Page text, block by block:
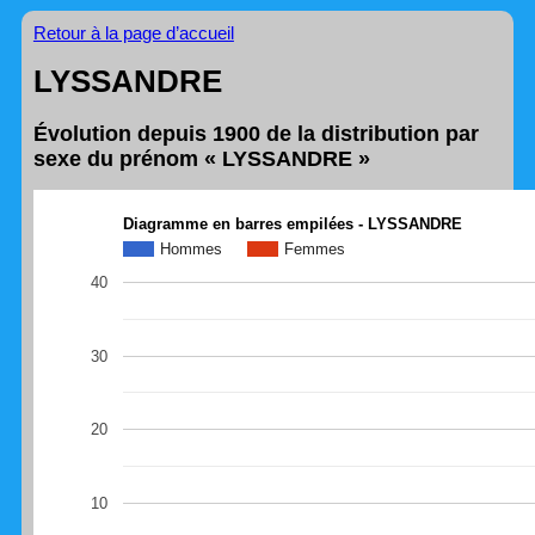
Retour à la page d’accueil
LYSSANDRE
Évolution depuis 1900 de la distribution par
sexe du prénom « LYSSANDRE »
Diagramme en barres empilées - LYSSANDRE
Hommes
Femmes
10
20
30
40